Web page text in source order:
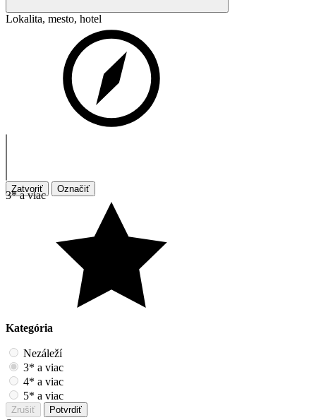
Lokalita, mesto, hotel
Zatvoriť Označiť
3* a viac
Kategória
Nezáleží
3* a viac
4* a viac
5* a viac
Zrušiť Potvrdiť